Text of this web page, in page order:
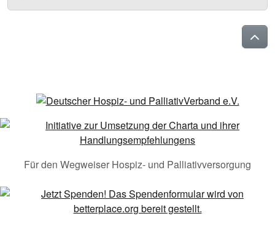
Für den Wegweiser Hospiz- und Palliativversorgung